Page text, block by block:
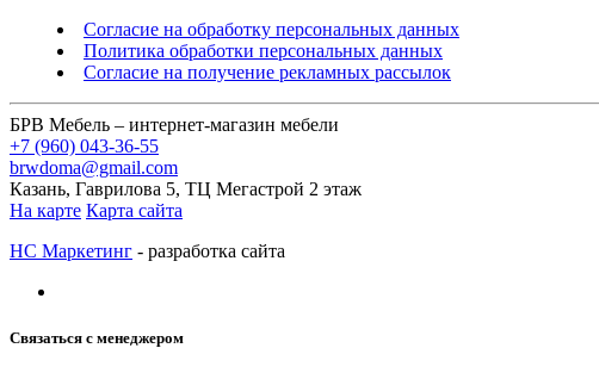
Согласие на обработку персональных данных
Политика обработки персональных данных
Согласие на получение рекламных рассылок
БРВ Мебель – интернет-магазин мебели
+7 (960) 043-36-55
brwdoma@gmail.com
Казань, Гаврилова 5, ТЦ Мегастрой 2 этаж
На карте Карта сайта
НС Маркетинг - разработка сайта
Связаться с менеджером